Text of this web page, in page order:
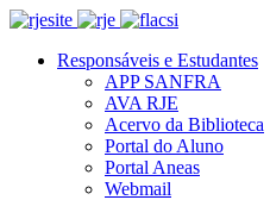
Responsáveis e Estudantes
APP SANFRA
AVA RJE
Acervo da Biblioteca
Portal do Aluno
Portal Aneas
Webmail